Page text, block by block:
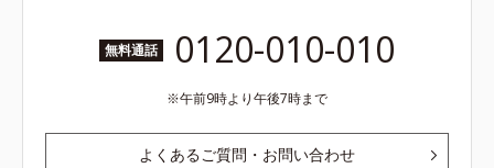
無料通話 0120-010-010
午前9時より午後7時まで
よくあるご質問・お問い合わせ